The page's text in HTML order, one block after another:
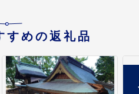
すめの返礼品